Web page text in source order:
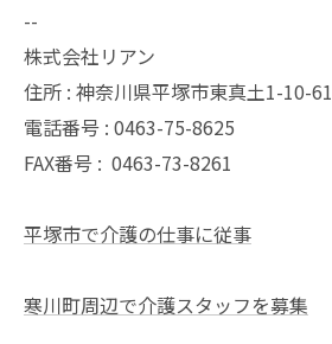
--
株式会社リアン
住所 : 神奈川県平塚市東真土1-10-61
電話番号 : 0463-75-8625
FAX番号 : 0463-73-8261
平塚市で介護の仕事に従事
寒川町周辺で介護スタッフを募集